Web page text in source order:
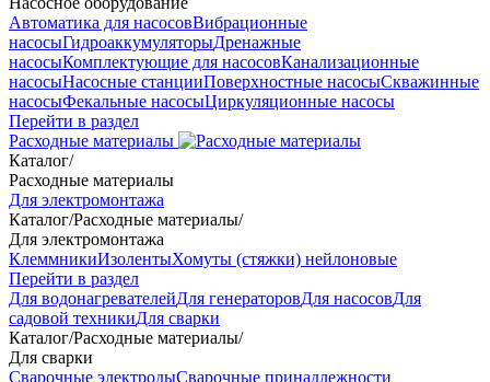
Автоматика для насосовВибрационные
насосыГидроаккумуляторыДренажные
насосыКомплектующие для насосовКанализационные
насосыНасосные станцииПоверхностные насосыСкважинные
насосыФекальные насосыЦиркуляционные насосы
Перейти в раздел
Расходные материалы
Каталог/
Расходные материалы
Для электромонтажа
Каталог/Расходные материалы/
Для электромонтажа
КлеммникиИзолентыХомуты (стяжки) нейлоновые
Перейти в раздел
Для водонагревателейДля генераторовДля насосовДля
садовой техникиДля сварки
Каталог/Расходные материалы/
Для сварки
Сварочные электродыСварочные принадлежности